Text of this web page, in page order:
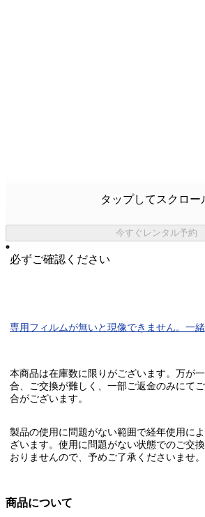
タップしてスクロー
今すぐレンタル予約
必ずご確認ください
専用フィルムが無いと現像できません。一
本商品は在庫数に限りがございます。万が
合、ご交換が難しく、一部ご返金のみにて
合がございます。
製品の使用に問題がない範囲で経年使用に
ざいます。使用に問題がない状態でのご交
おりませんので、予めご了承くださいませ。
商品について